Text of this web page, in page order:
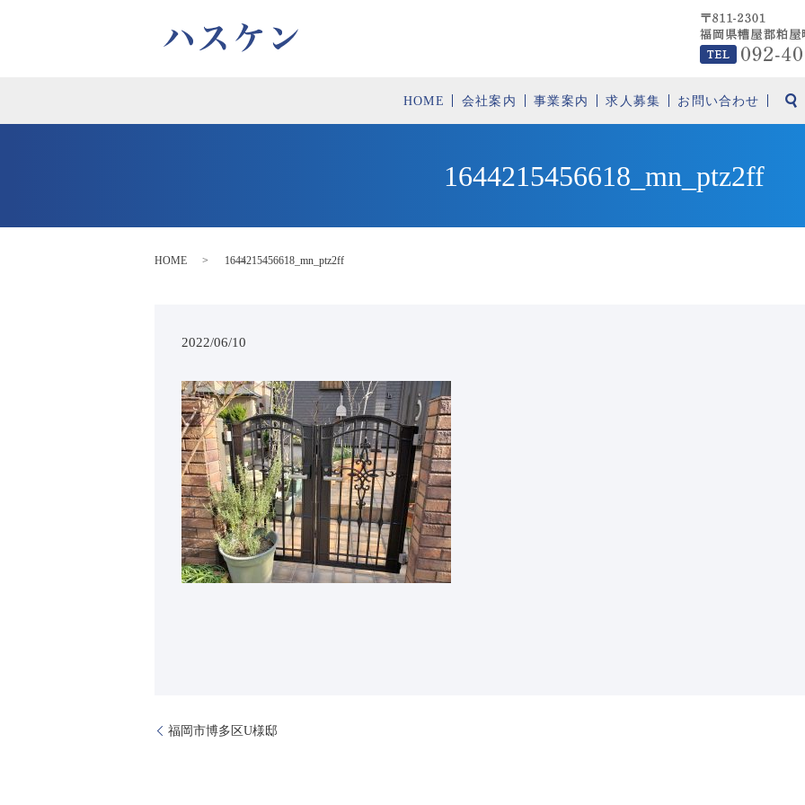
HOME 会社案内 事業案内 求人募集 お問い合わせ
1644215456618_mn_ptz2ff
HOME 1644215456618_mn_ptz2ff
2022/06/10
福岡市博多区U様邸